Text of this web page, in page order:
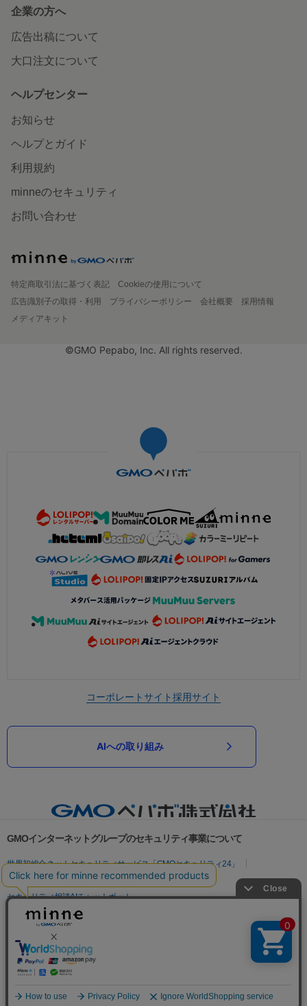
企業の方へ
広告出稿について
大口注文について
ヘルプセンター
お知らせ
ヘルプとガイド
利用規約
minneのセキュリティ
お問い合わせ
特定商取引法に基づく表記
Cookieの使用について
広告識別子の取得・利用
プライバシーポリシー 会社概要
採用情報
メディアキット
©GMO Pepabo, Inc. All rights reserved.
コーポレートサイト採用サイト
AIへの取り組み
GMOインターネットグループのセキュリティ事業について
世界初総合ネットセキュリティサービス「GMOセキュリティ24」
パスワード漏洩診断
Webサイトリスク診断
セキュリティ相談AIチャットボット
実在証明・盗聴対策
サイバー攻撃対策（GMO Flatt Security）
セキュリティ事業の軌跡